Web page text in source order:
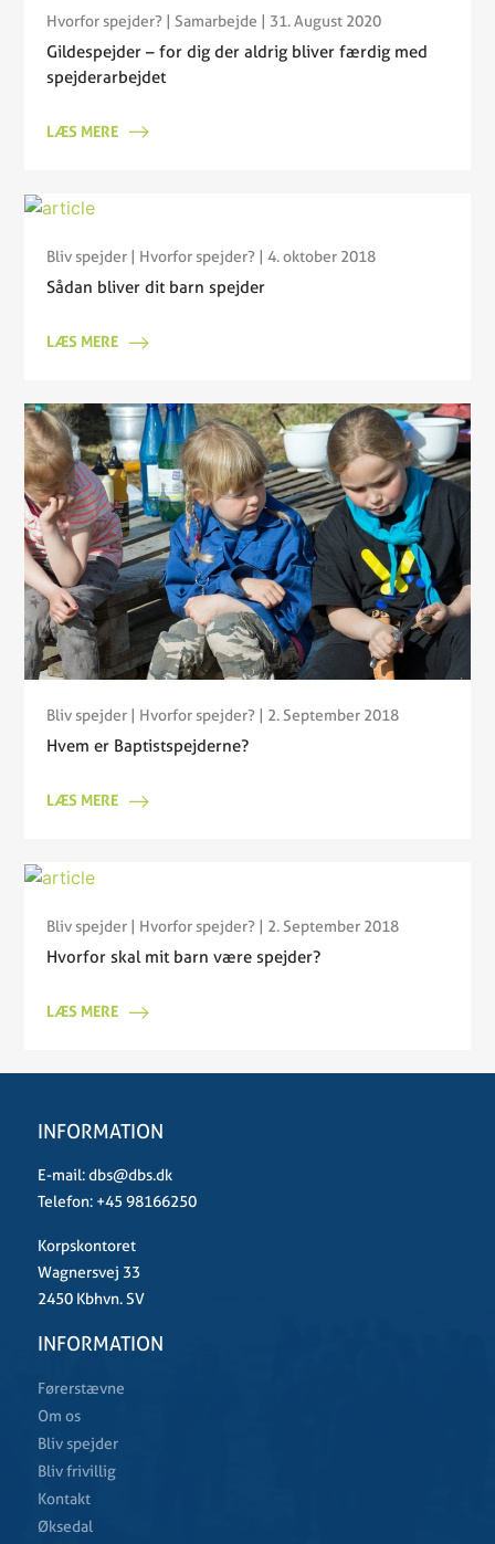
Hvorfor spejder? Samarbejde | 31. August 2020
Gildespejder – for dig der aldrig bliver færdig med
spejderarbejdet
LÆS MERE
Bliv spejder Hvorfor spejder? | 4. oktober 2018
Sådan bliver dit barn spejder
LÆS MERE
Bliv spejder Hvorfor spejder? | 2. September 2018
Hvem er Baptistspejderne?
LÆS MERE
Bliv spejder Hvorfor spejder? | 2. September 2018
Hvorfor skal mit barn være spejder?
LÆS MERE
INFORMATION
E-mail:dbs@dbs.dk
Telefon: +45 98166250
Korpskontoret
Wagnersvej 33
2450 Kbhvn. SV
INFORMATION
Førerstævne
Om os
Bliv spejder
Bliv frivillig
Kontakt
Øksedal